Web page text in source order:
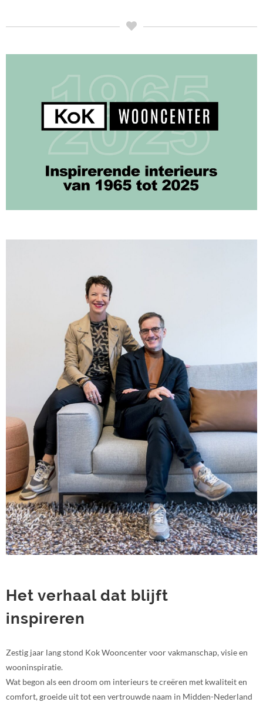
Het verhaal dat blijft
inspireren
Zestig jaar lang stond Kok Wooncenter voor vakmanschap, visie en
wooninspiratie.
Wat begon als een droom om interieurs te creëren met kwaliteit en
comfort, groeide uit tot een vertrouwde naam in Midden-Nederland